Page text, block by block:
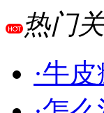
热门
·牛